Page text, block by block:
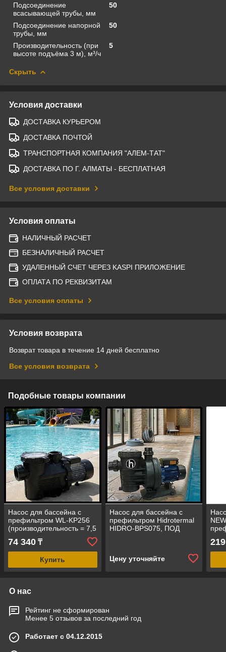
Подсоединение
всасывающей трубы, мм
50
Подсоединение напорной
трубы, мм
50
Производительность (при
высоте подъёма 3 м), м³/ч
5
Скрыть
Условия доставки
ДОСТАВКА КУРЬЕРОМ
ДОСТАВКА ПОЧТОЙ
ТРАНСПОРТНАЯ КОМПАНИЯ "АЛЕМ-ТАТ"
ДОСТАВКА ПО Г. АЛМАТЫ - БЕСПЛАТНАЯ
Все условия доставки
Условия оплаты
НАЛИЧНЫЙ РАСЧЕТ
БЕЗНАЛИЧНЫЙ РАСЧЕТ
УДАЛЕННЫЙ СЧЕТ ЧЕРЕЗ KASPI ПРИЛОЖЕНИЕ
ОПЛАТА ПО РЕКВИЗИТАМ
Все условия оплаты
Условия возврата
Возврат товара в течение 14 дней бесплатно
Все условия возврата
Подобные товары компании
Насос для бассейна c
префильтром WL-KP256
(производительность = 7,5
м3/ч, мощность = 0,25
кВт)
74 340 ₸
Купить
Насос для бассейна с
префильтром Hidrotermal
HIDRO-BPS075, ПОД
Цену уточняйте
м3/
О нас
Рейтинг не сформирован
Менее 5 отзывов за последний год
Работает с 04.12.2015